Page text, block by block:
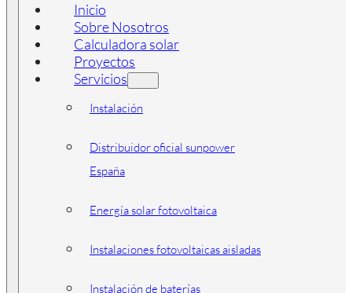
Inicio
Sobre Nosotros
Calculadora solar
Proyectos
Servicios
Instalación
Distribuidor oficial sunpower
España
Energía solar fotovoltaica
Instalaciones fotovoltaicas aisladas
Instalación de baterías